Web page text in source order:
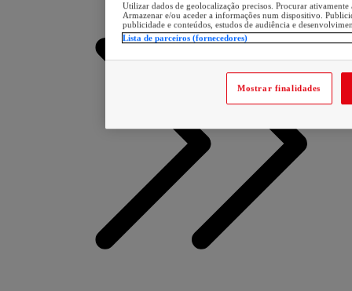
Utilizar dados de geolocalização precisos. Procurar
Armazenar e/ou aceder a informações num dispositivo.
publicidade e conteúdos, estudos de audiência e
Lista de parceiros (fornecedores)
Mostrar finalidades